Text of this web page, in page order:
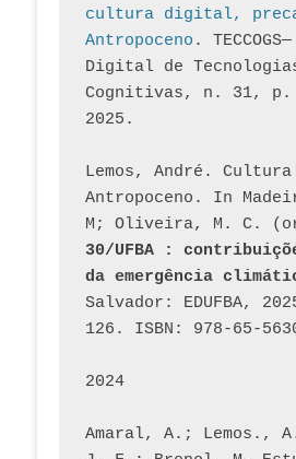
cultura digital,
Antropoceno .
Digital de
Cognitivas, n. 31, p.
2025.
Lemos, André.
Antropoceno. In
M; Oliveira, M. C.
30/UFBA :
da emergência
Salvador: EDUFBA,
126. ISBN: 978-65-
2024
Amaral, A.; Lemos.,